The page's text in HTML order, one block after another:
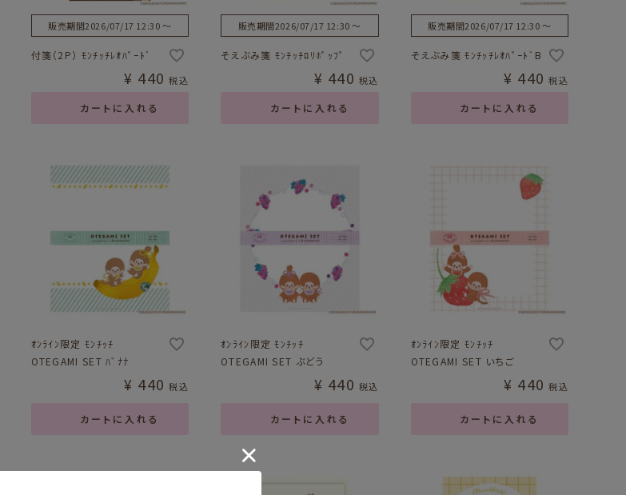
販売期間2026/07/17 12:30 〜
付箋（2P） ﾓﾝﾁｯﾁﾚｵﾊﾟｰﾄﾞ
カートに入れる
¥ 440 税込
販売期間2026/07/17 12:30 〜
そえぶみ箋 ﾓﾝﾁｯﾁﾛﾘﾎﾟｯﾌﾟ
カートに入れる
¥ 440 税込
販売期間2026/07/17 12:30 〜
そえぶみ箋 ﾓﾝﾁｯﾁﾚｵﾊﾟｰﾄﾞB
カートに入れる
¥ 440 税込
ｵﾝﾗｲﾝ限定 ﾓﾝﾁｯﾁ
OTEGAMI SET ﾊﾞﾅﾅ
カートに入れる
¥ 440 税込
ｵﾝﾗｲﾝ限定 ﾓﾝﾁｯﾁ
OTEGAMI SET ぶどう
カートに入れる
¥ 440 税込
ｵﾝﾗｲﾝ限定 ﾓﾝﾁｯﾁ
OTEGAMI SET いちご
カートに入れる
¥ 440 税込